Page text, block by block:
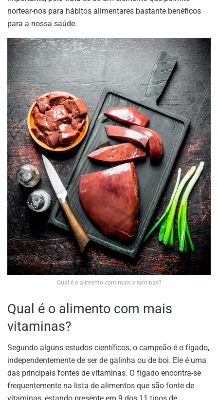
nortear-nos para hábitos alimentares bastante benéficos
para a nossa saúde.
Qual é o alimento com mais vitaminas?
Qual é o alimento com mais
vitaminas?
Segundo alguns estudos científicos, o campeão é o fígado,
independentemente de ser de galinha ou de boi. Ele é uma
das principais fontes de vitaminas. O fígado encontra-se
frequentemente na lista de alimentos que são fonte de